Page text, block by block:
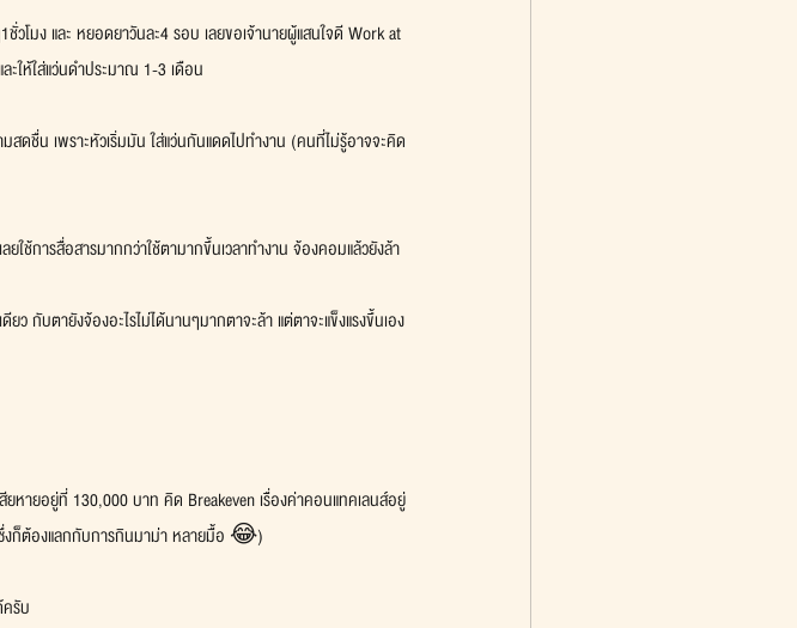
มง และ หยอดยาวันละ4 รอบ เลยขอเจ้านายผู้แสนใจดี Work at
ให้ใส่แว่นดำประมาณ 1-3 เดือน
ชื่น เพราะหัวเริ่มมัน ใส่แว่นกันแดดไปทำงาน (คนที่ไม่รู้อาจจะคิด
ช้การสื่อสารมากกว่าใช้ตามากขึ้นเวลาทำงาน จ้องคอมแล้วยังล้า
กับตายังจ้องอะไรไม่ได้นานๆมากตาจะล้า แต่ตาจะแข็งแรงขึ้นเอง
หายอยู่ที่ 130,000 บาท คิด Breakeven เรื่องค่าคอนแทคเลนส์อยู่
ซึ่งก็ต้องแลกกับการกินมาม่า หลายมื้อ 😂)
รับ